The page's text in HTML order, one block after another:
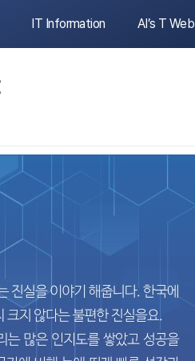
IT Information AI’s T